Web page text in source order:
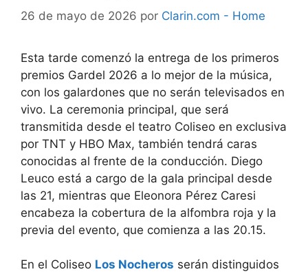
26 de mayo de 2026 por Clarin.com - Home
Esta tarde comenzó la entrega de los primeros
premios Gardel 2026 a lo mejor de la música,
con los galardones que no serán televisados en
vivo. La ceremonia principal, que será
transmitida desde el teatro Coliseo en exclusiva
por TNT y HBO Max, también tendrá caras
conocidas al frente de la conducción. Diego
Leuco está a cargo de la gala principal desde
las 21, mientras que Eleonora Pérez Caresi
encabeza la cobertura de la alfombra roja y la
previa del evento, que comienza a las 20.15.
En el Coliseo Los Nocheros serán distinguidos